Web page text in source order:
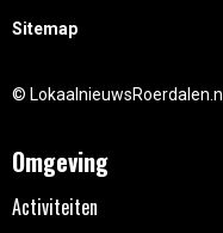
Sitemap
© LokaalnieuwsRoerdalen.nl
Omgeving
Activiteiten